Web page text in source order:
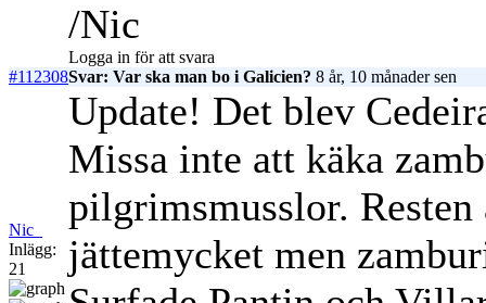
/Nic
Logga in för att svara
#112308Svar: Var ska man bo i Galicien? 8 år, 10 månader sen
Nic_
Inlägg:
21
Update! Det blev
Missa inte att käka
pilgrimsmusslor.
jättemycket men